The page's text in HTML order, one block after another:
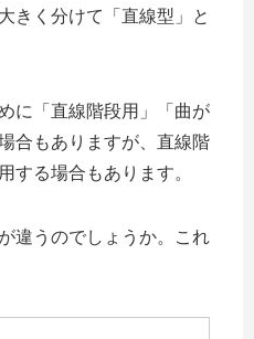
きく分けて「直線型」と
に「直線階段用」「曲が
合もありますが、直線階
する場合もあります。
違うのでしょうか。これ